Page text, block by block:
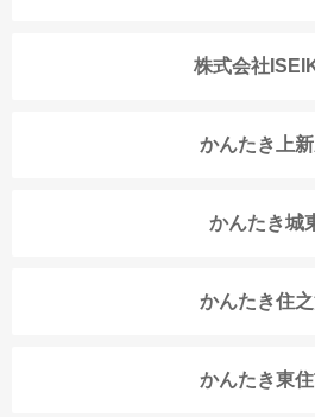
株式会社
かんたき上
かんたき城
かんたき住
かんたき東